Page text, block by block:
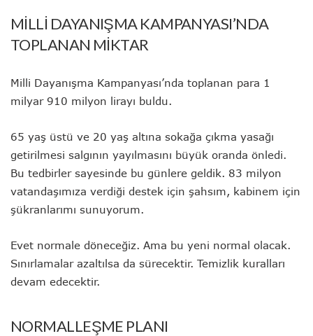
MİLLİ DAYANIŞMA KAMPANYASI’NDA
TOPLANAN MİKTAR
Milli Dayanışma Kampanyası’nda toplanan para 1
milyar 910 milyon lirayı buldu.
65 yaş üstü ve 20 yaş altına sokağa çıkma yasağı
getirilmesi salgının yayılmasını büyük oranda önledi.
Bu tedbirler sayesinde bu günlere geldik. 83 milyon
vatandaşımıza verdiği destek için şahsım, kabinem için
şükranlarımı sunuyorum.
Evet normale döneceğiz. Ama bu yeni normal olacak.
Sınırlamalar azaltılsa da sürecektir. Temizlik kuralları
devam edecektir.
NORMALLEŞME PLANI